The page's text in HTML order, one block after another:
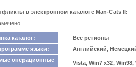
в электронном каталоге Man-Cats II:
каталог:
Все регионы
языки:
Английский,
операционные
Vista, Win7 x32,